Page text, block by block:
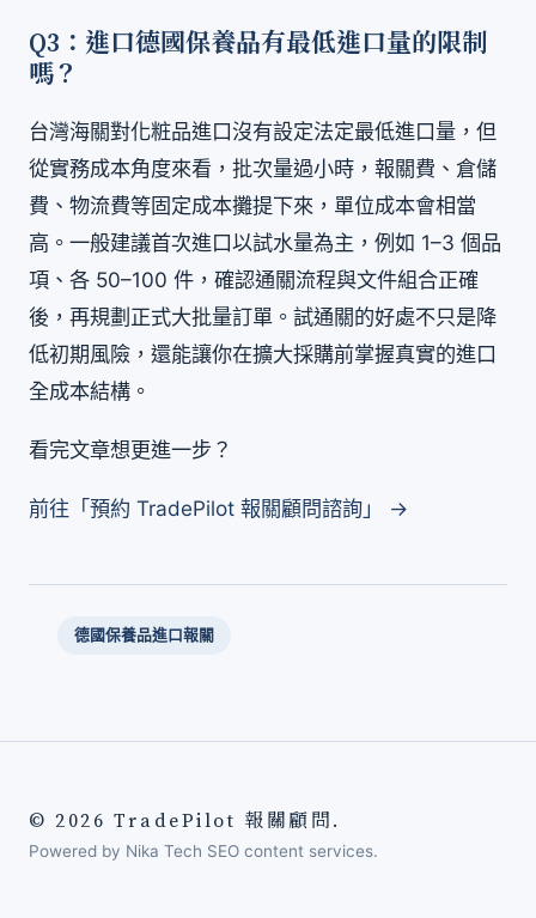
Q3：進口德國保養品有最低進口量的限制
嗎？
台灣海關對化粧品進口沒有設定法定最低進口量，但
從實務成本角度來看，批次量過小時，報關費、倉儲
費、物流費等固定成本攤提下來，單位成本會相當
高。一般建議首次進口以試水量為主，例如 1–3 個品
項、各 50–100 件，確認通關流程與文件組合正確
後，再規劃正式大批量訂單。試通關的好處不只是降
低初期風險，還能讓你在擴大採購前掌握真實的進口
全成本結構。
看完文章想更進一步？
前往「預約 TradePilot 報關顧問諮詢」 →
德國保養品進口報關
© 2026 TradePilot 報關顧問.
Powered by Nika Tech SEO content services.